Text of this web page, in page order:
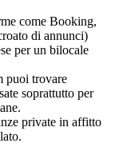
come Booking,
di annunci)
per un bilocale
puoi trovare
soprattutto per
private in affitto